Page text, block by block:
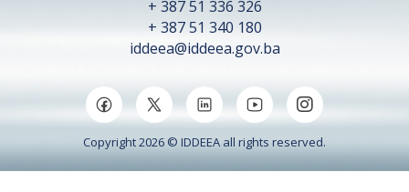
+ 387 51 336 326
+ 387 51 340 180
iddeea@iddeea.gov.ba
Copyright 2026 © IDDEEA all rights reserved.